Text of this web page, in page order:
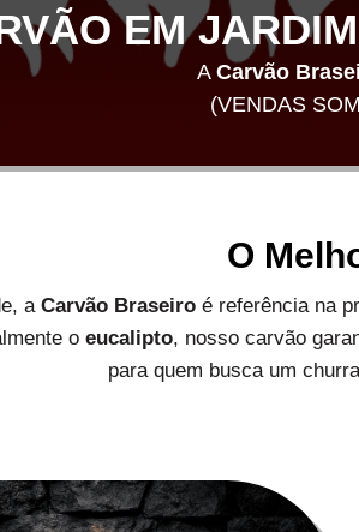
EM
A Carvão
(VENDAS
O
a Carvão Braseiro é referência na
o eucalipto, nosso carvão
para quem busca um